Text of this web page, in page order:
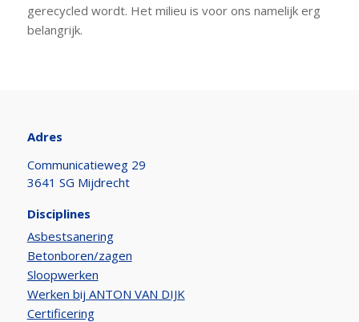
gerecycled wordt. Het milieu is voor ons namelijk erg
belangrijk.
Adres
Communicatieweg 29
3641 SG Mijdrecht
Disciplines
Asbestsanering
Betonboren/zagen
Sloopwerken
Werken bij ANTON VAN DIJK
Certificering